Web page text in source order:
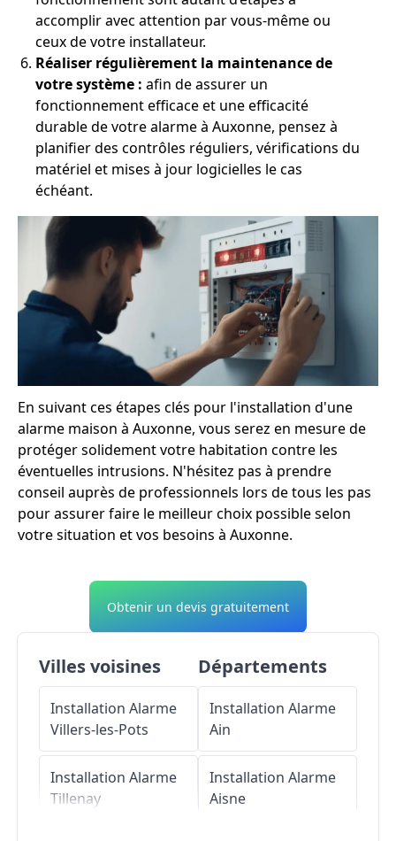
accomplir avec attention par vous-même ou
ceux de votre installateur.
Réaliser régulièrement la maintenance de
votre système : afin de assurer un
fonctionnement efficace et une efficacité
durable de votre alarme à Auxonne, pensez à
planifier des contrôles réguliers, vérifications du
matériel et mises à jour logicielles le cas
échéant.
En suivant ces étapes clés pour l'installation d'une
alarme maison à Auxonne, vous serez en mesure de
protéger solidement votre habitation contre les
éventuelles intrusions. N'hésitez pas à prendre
conseil auprès de professionnels lors de tous les pas
pour assurer faire le meilleur choix possible selon
votre situation et vos besoins à Auxonne.
Obtenir un devis gratuitement
Villes voisines
Installation Alarme
Villers-les-Pots
Installation Alarme
Tillenay
Départements
Installation Alarme
Ain
Installation Alarme
Aisne